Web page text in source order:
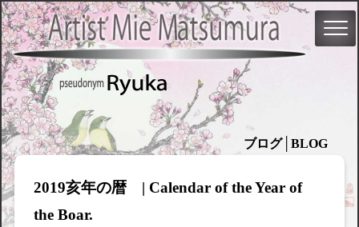
ブログ│BLOG
2019亥年の暦 | Calendar of the Year of
the Boar.